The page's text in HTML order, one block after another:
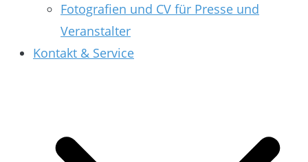
Fotografien und CV für Presse und
Veranstalter
Kontakt & Service